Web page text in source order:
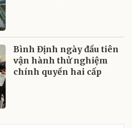
Bình Định ngày đầu tiên
vận hành thử nghiệm
chính quyền hai cấp